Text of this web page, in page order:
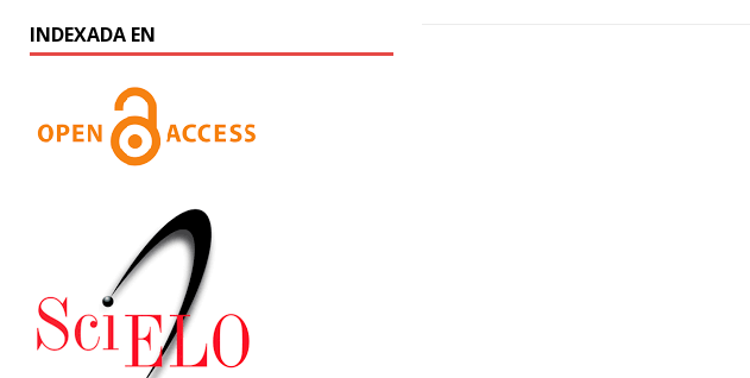
INDEXADA EN